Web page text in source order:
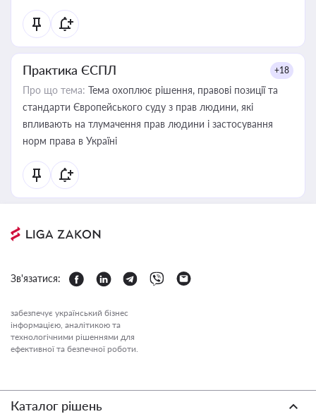
Практика ЄСПЛ +18
Про що тема: Тема охоплює рішення, правові позиції та
стандарти Європейського суду з прав людини, які
впливають на тлумачення прав людини і застосування
норм права в Україні
Зв'язатися:
забезпечує український бізнес
інформацією, аналітикою та
технологічними рішеннями для
ефективної та безпечної роботи.
Каталог рішень